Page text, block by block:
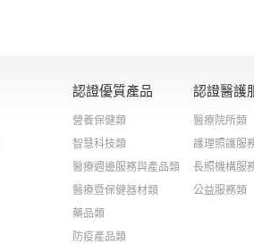
認證優質產品
營養保健類
智慧科技類
醫療週邊服務與產品類
醫療暨保健器材類
藥品類
防疫產品類
認證醫護
醫療院所類
護理照護服
長照機構服
公益服務類